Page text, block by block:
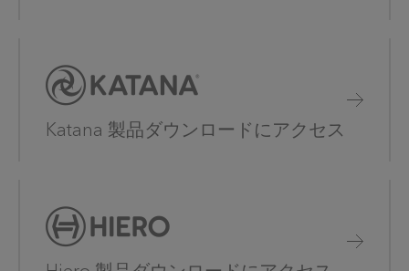
Katana 製品ダウンロードにアクセス